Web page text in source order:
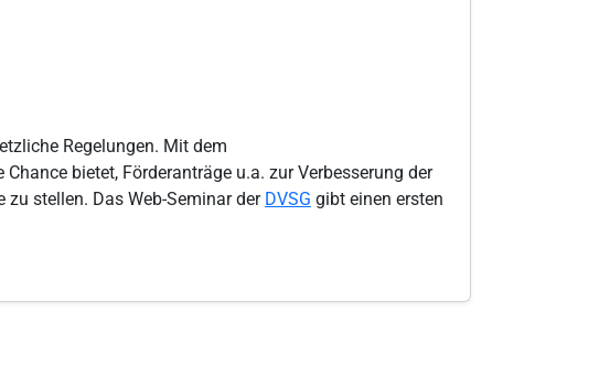
Regelungen. Mit dem
bietet, Förderanträge u.a. zur Verbesserung der
stellen. Das Web-Seminar der DVSG gibt einen ersten